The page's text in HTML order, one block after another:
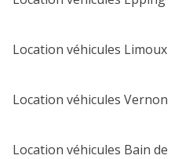
Location véhicules Limoux
Location véhicules Vernon
Location véhicules Bain de